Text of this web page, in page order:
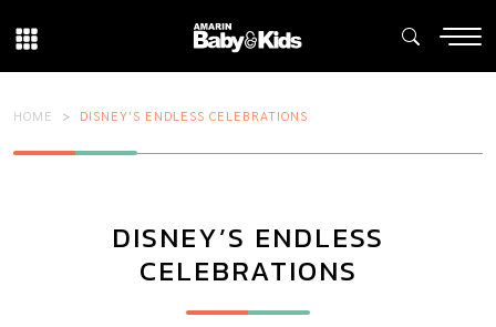
HOME DISNEY’S ENDLESS CELEBRATIONS
DISNEY’S ENDLESS
CELEBRATIONS